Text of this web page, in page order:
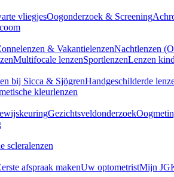
vliegjesOogonderzoek & Screening
& VakantielenzenNachtlenzen
Multifocale lenzenSportlenzenLenzen
bij Sicca & SjögrenHandgeschilderde
kleurlenzen
Gezichtsveldonderzoek
scleralenzen
afspraak makenUw optometristMijn